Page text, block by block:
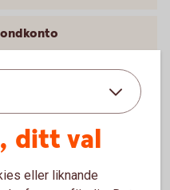
ditt val
eller liknande